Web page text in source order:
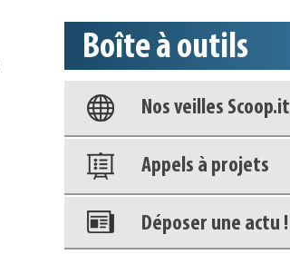
Boîte à outils
Base documentaire
Nos veilles Scoop.it
Appels à projets
Déposer une actu !